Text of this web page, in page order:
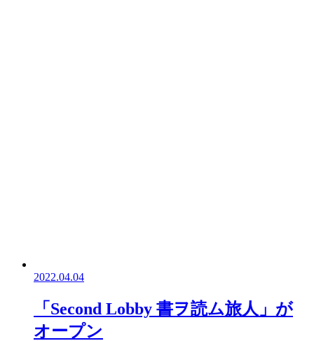
2022.04.04
「Second Lobby 書ヲ読ム旅人」が
オープン